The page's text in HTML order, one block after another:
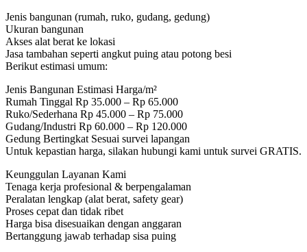
Jenis bangunan (rumah, ruko, gudang, gedung)
Ukuran bangunan
Akses alat berat ke lokasi
Jasa tambahan seperti angkut puing atau potong besi
Berikut estimasi umum:
Jenis Bangunan Estimasi Harga/m²
Rumah Tinggal Rp 35.000 – Rp 65.000
Ruko/Sederhana Rp 45.000 – Rp 75.000
Gudang/Industri Rp 60.000 – Rp 120.000
Gedung Bertingkat Sesuai survei lapangan
Untuk kepastian harga, silakan hubungi kami untuk survei GRATIS.
Keunggulan Layanan Kami
Tenaga kerja profesional & berpengalaman
Peralatan lengkap (alat berat, safety gear)
Proses cepat dan tidak ribet
Harga bisa disesuaikan dengan anggaran
Bertanggung jawab terhadap sisa puing